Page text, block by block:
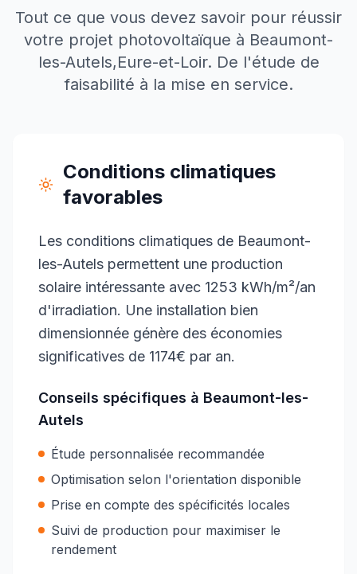
Tout ce que vous devez savoir pour réussir
votre projet photovoltaïque à Beaumont-
les-Autels,Eure-et-Loir. De l'étude de
faisabilité à la mise en service.
Conditions climatiques
favorables
Les conditions climatiques de Beaumont-
les-Autels permettent une production
solaire intéressante avec 1253 kWh/m²/an
d'irradiation. Une installation bien
dimensionnée génère des économies
significatives de 1174€ par an.
Conseils spécifiques à Beaumont-les-
Autels
Étude personnalisée recommandée
Optimisation selon l'orientation disponible
Prise en compte des spécificités locales
Suivi de production pour maximiser le
rendement